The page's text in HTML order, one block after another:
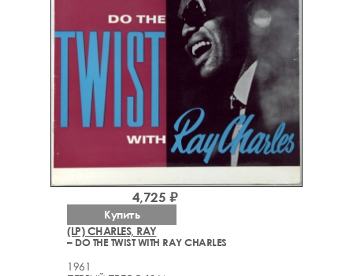
(LP) CHARLES, RAY
– DO THE TWIST WITH RAY CHARLES
1961
4,725 ₽
Купить